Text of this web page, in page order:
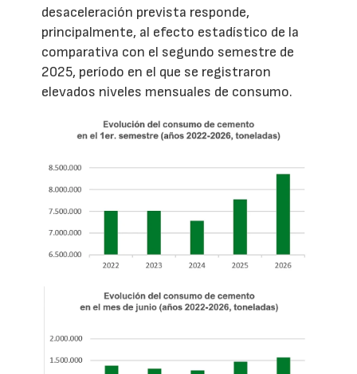
desaceleración prevista responde,
principalmente, al efecto estadístico de la
comparativa con el segundo semestre de
2025, período en el que se registraron
elevados niveles mensuales de consumo.